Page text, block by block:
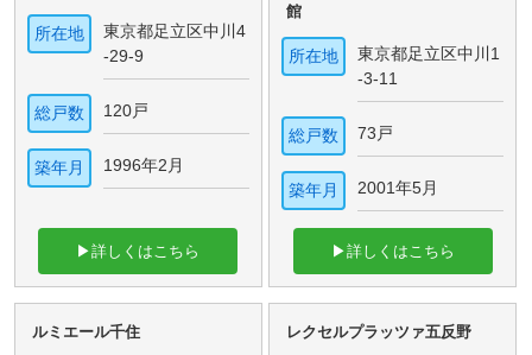
所在地
東京都足立区中川4
-29-9
総戸数 120戸
築年月 1996年2月
▶詳しくはこちら
館
所在地
東京都足立区中川1
-3-11
総戸数 73戸
築年月 2001年5月
▶詳しくはこちら
ルミエール千住 レクセルプラッツァ五反野